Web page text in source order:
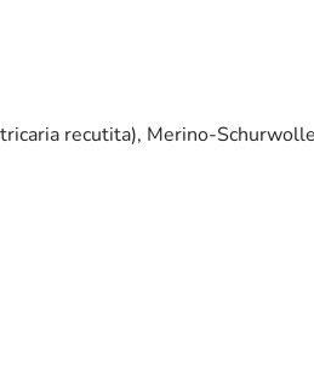
recutita), Merino-Schurwolle